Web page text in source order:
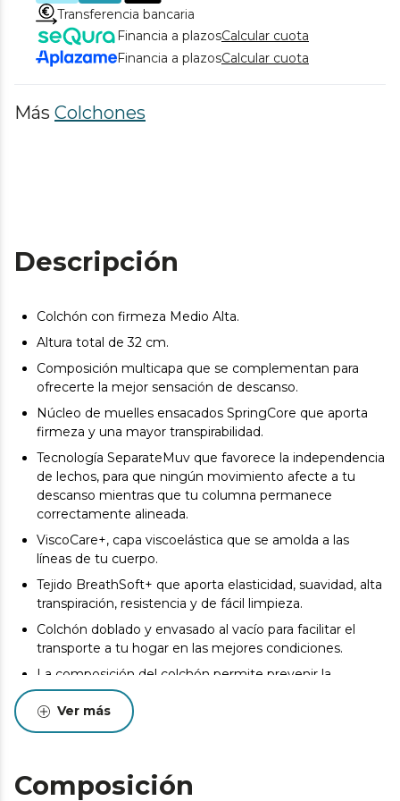
Transferencia bancaria
Financia a plazosCalcular cuota
Financia a plazosCalcular cuota
Más Colchones
Descripción
Colchón con firmeza Medio Alta.
Altura total de 32 cm.
Composición multicapa que se complementan para
ofrecerte la mejor sensación de descanso.
Núcleo de muelles ensacados SpringCore que aporta
firmeza y una mayor transpirabilidad.
Tecnología SeparateMuv que favorece la independencia
de lechos, para que ningún movimiento afecte a tu
descanso mientras que tu columna permanece
correctamente alineada.
ViscoCare+, capa viscoelástica que se amolda a las
líneas de tu cuerpo.
Tejido BreathSoft+ que aporta elasticidad, suavidad, alta
transpiración, resistencia y de fácil limpieza.
Colchón doblado y envasado al vacío para facilitar el
transporte a tu hogar en las mejores condiciones.
La composición del colchón permite prevenir la
aparición de ácaros, bacterias y hongos.
Desde el inicio del uso del colchón se produce un
asentamiento normal de las capas internas que oscila
circunstancia, totalmente normal, no da derecho a
reparación o compensación.
Ver más
Composición